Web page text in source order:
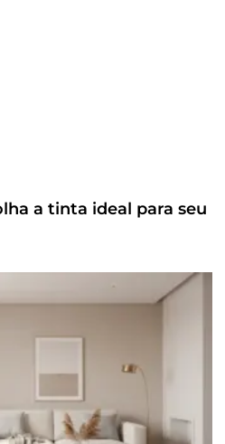
a tinta ideal para seu